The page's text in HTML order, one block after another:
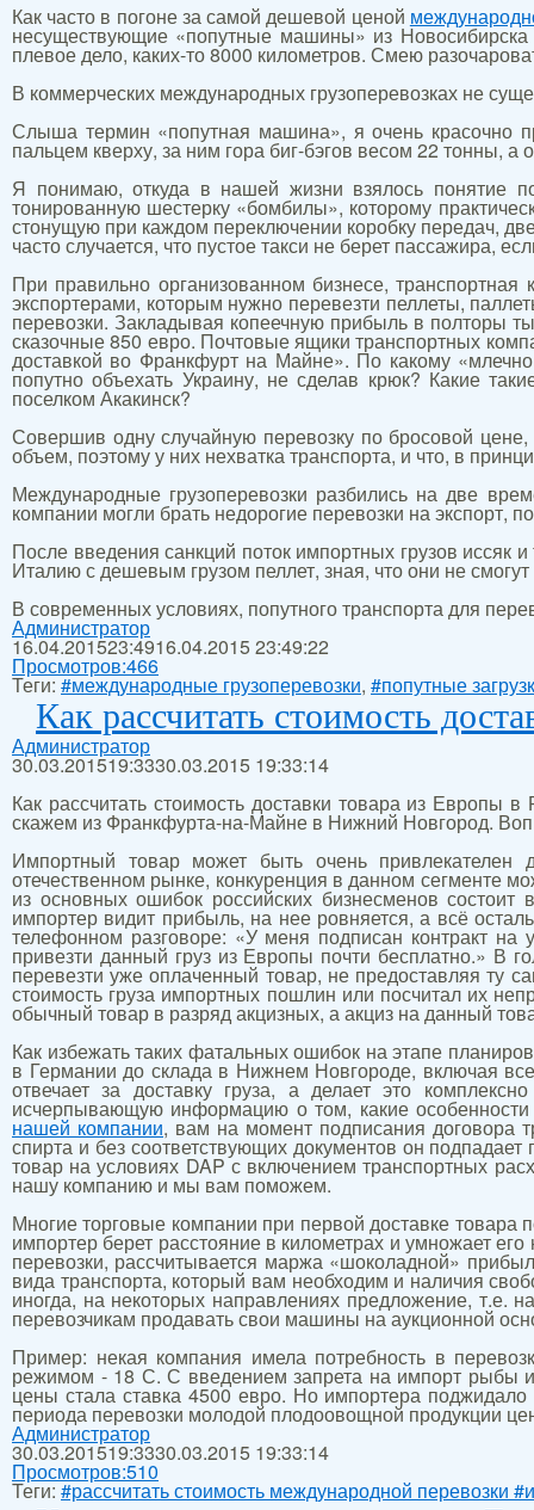
Как часто в погоне за самой дешевой ценой
несуществующие «попутные машины» из Новосибирска
плевое дело, каких-то 8000 километров. Смею
В коммерческих международных грузоперевозках не
Слыша термин «попутная машина», я очень красочно
пальцем кверху, за ним гора биг-бэгов весом 22 тонны,
Я понимаю, откуда в нашей жизни взялось понятие
тонированную шестерку «бомбилы», которому
стонущую при каждом переключении коробку передач,
часто случается, что пустое такси не берет пассажира,
При правильно организованном бизнесе,
экспортерами, которым нужно перевезти пеллеты,
перевозки. Закладывая копеечную прибыль в полторы
сказочные 850 евро. Почтовые ящики транспортных
доставкой во Франкфурт на Майне». По какому
попутно объехать Украину, не сделав крюк? Какие
поселком Акакинск?
Совершив одну случайную перевозку по бросовой
объем, поэтому у них нехватка транспорта, и что, в
Международные грузоперевозки разбились на две
компании могли брать недорогие перевозки на экспорт,
После введения санкций поток импортных грузов иссяк
Италию с дешевым грузом пеллет, зная, что они не
В современных условиях, попутного транспорта для
Администратор
16.04.201523:4916.04.2015 23:49:22
Просмотров:466
Теги:#международные грузоперевозки, #попутные
Как рассчитать стоимость
Администратор
30.03.201519:3330.03.2015 19:33:14
Как рассчитать стоимость доставки товара из Европы
скажем из Франкфурта-на-Майне в Нижний Новгород.
Импортный товар может быть очень привлекателен
отечественном рынке, конкуренция в данном сегменте
из основных ошибок российских бизнесменов
импортер видит прибыль, на нее ровняется, а всё
телефонном разговоре: «У меня подписан контракт
привезти данный груз из Европы почти бесплатно.» В
перевезти уже оплаченный товар, не предоставляя ту
стоимость груза импортных пошлин или посчитал их
обычный товар в разряд акцизных, а акциз на данный
Как избежать таких фатальных ошибок на этапе
в Германии до склада в Нижнем Новгороде, включая
отвечает за доставку груза, а делает это
исчерпывающую информацию о том, какие
нашей компании, вам на момент подписания договора
спирта и без соответствующих документов он
товар на условиях DAP с включением транспортных
нашу компанию и мы вам поможем.
Многие торговые компании при первой доставке
импортер берет расстояние в километрах и умножает
перевозки, рассчитывается маржа «шоколадной»
вида транспорта, который вам необходим и наличия
иногда, на некоторых направлениях предложение, т.е.
перевозчикам продавать свои машины на аукционной
Пример: некая компания имела потребность в
режимом - 18 С. С введением запрета на импорт рыбы
цены стала ставка 4500 евро. Но импортера
периода перевозки молодой плодоовощной продукции
Администратор
30.03.201519:3330.03.2015 19:33:14
Просмотров:510
Теги:#рассчитать стоимость международной перевозки